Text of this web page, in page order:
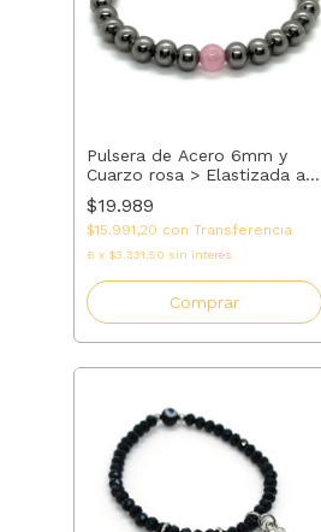
Pulsera de Acero 6mm y
Cuarzo rosa > Elastizada a
Medida - Ajuste Perfecto
$19.989
$15.991,20 con Transferencia
6 x $3.331,50 sin interés
Comprar